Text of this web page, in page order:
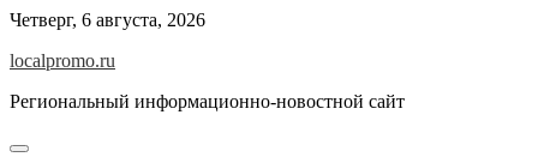
Перейти
содержимому
Четверг, 6 августа, 2026
localpromo.ru
Региональный информационно-новостной сайт